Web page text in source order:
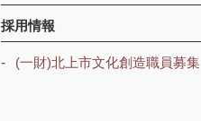
採用情報
(一財)北上市文化創造職員募集